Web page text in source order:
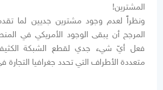
المشترين!
ونظراً لعدم وجود مشترين جديين لما
المرجح أن يبقى الوجود الأمريكي في
فعل أيّ شيء جدي لقطع الشبكة الكثيفة
متعددة الأطراف التي تحدد جغرافيا التجارة